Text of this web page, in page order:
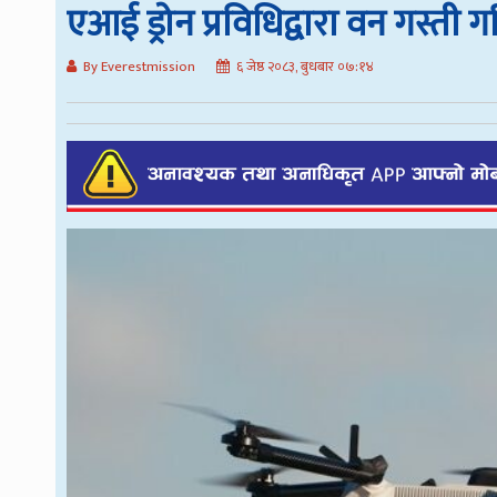
एआई ड्रोन प्रविधिद्वारा वन गस्ती
By Everestmission ६ जेष्ठ २०८३, बुधबार ०७:१४